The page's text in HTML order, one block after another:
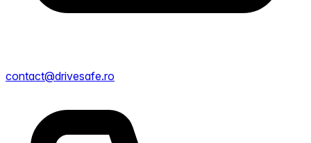
contact@drivesafe.ro